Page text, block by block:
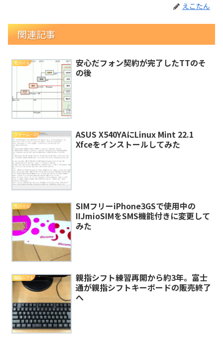
えこたん
関連記事
モバイル
安心だフォン契約が完了したTTのそ
の後
ファーム・OS
ASUS X540YAにLinux Mint 22.1
Xfceをインストールしてみた
モバイル
SIMフリーiPhone3GSで使用中の
IIJmioSIMをSMS機能付きに変更して
みた
親指シフト
親指シフト練習再開から約3年。富士
通が親指シフトキーボードの販売終了
へ